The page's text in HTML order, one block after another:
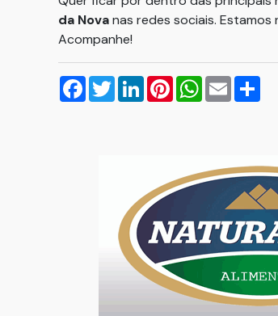
da Novanas redes sociais. Estamos
Acompanhe!
Facebook
TwitterLinkedInPinterestWhatsApp
Email